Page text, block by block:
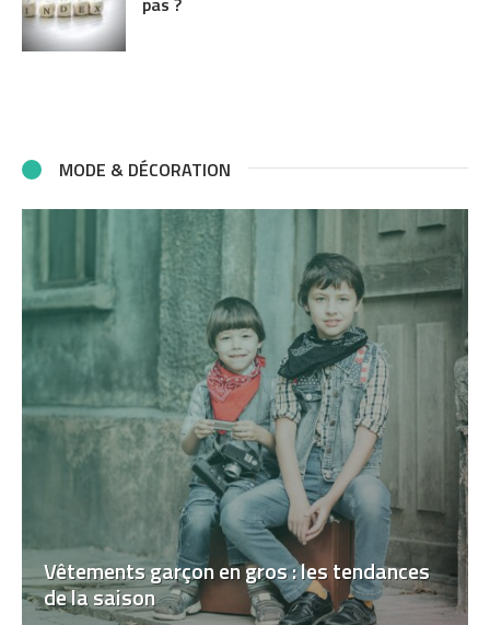
MODE & DÉCORATION
Vêtements garçon en gros : les tendances
de la saison